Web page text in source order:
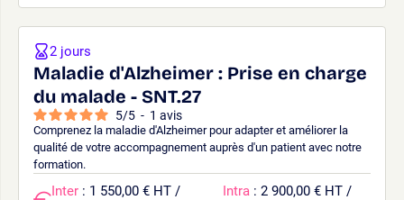
Maladie d'Alzheimer : Prise en charge
du malade - SNT.27
5/5 - 1 avis
Comprenez la maladie d'Alzheimer pour adapter et améliorer la
qualité de votre accompagnement auprès d'un patient avec notre
formation.
2 jours
Inter : 1 550,00 € HT /
Intra : 2 900,00 € HT /